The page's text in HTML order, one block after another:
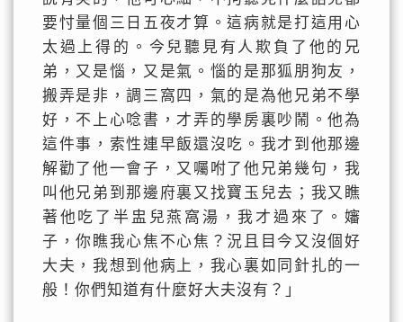
要忖量個三日五夜才算。這病就是打這用心
太過上得的。今兒聽見有人欺負了他的兄
弟，又是惱，又是氣。惱的是那狐朋狗友，
搬弄是非，調三窩四，氣的是為他兄弟不學
好，不上心唸書，才弄的學房裏吵鬧。他為
這件事，索性連早飯還沒吃。我才到他那邊
解勸了他一會子，又囑咐了他兄弟幾句，我
叫他兄弟到那邊府裏又找寶玉兒去；我又瞧
著他吃了半盅兒燕窩湯，我才過來了。嬸
子，你瞧我心焦不心焦？況且目今又沒個好
大夫，我想到他病上，我心裏如同針扎的一
般！你們知道有什麼好大夫沒有？」